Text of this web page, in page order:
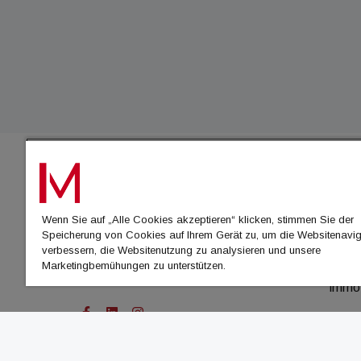
Wenn Sie auf „Alle Cookies akzeptieren“ klicken, stimmen Sie der
Speicherung von Cookies auf Ihrem Gerät zu, um die
verbessern, die Websitenutzung zu analysieren und unsere
Marketingbemühungen zu unterstützen.